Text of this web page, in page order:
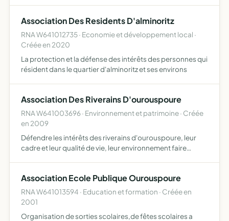
Association Des Residents D'alminoritz
RNA W641012735 · Economie et développement local ·
Créée en 2020
La protection et la défense des intérêts des personnes qui
résident dans le quartier d'alminoritz et ses environs
Association Des Riverains D'ourouspoure
RNA W641003696 · Environnement et patrimoine · Créée
en 2009
Défendre les intérêts des riverains d'ourouspoure, leur
cadre et leur qualité de vie, leur environnement faire
Association Ecole Publique Ourouspoure
RNA W641013594 · Education et formation · Créée en
2001
Organisation de sorties scolaires,de fêtes scolaires a